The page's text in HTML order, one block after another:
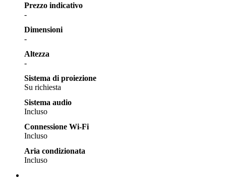
Prezzo indicativo
-
Dimensioni
-
Altezza
-
Sistema di proiezione
Su richiesta
Sistema audio
Incluso
Connessione Wi-Fi
Incluso
Aria condizionata
Incluso